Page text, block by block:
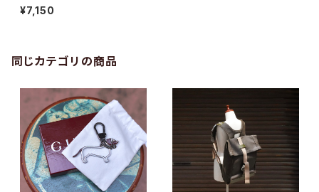
バス地ミニトート
¥7,150
同じカテゴリの商品